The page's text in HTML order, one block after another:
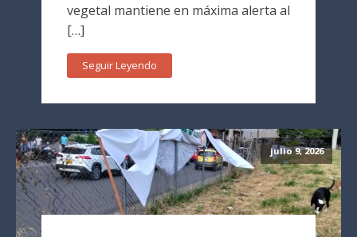
vegetal mantiene en máxima alerta al
[…]
Seguir Leyendo
julio 9, 2026